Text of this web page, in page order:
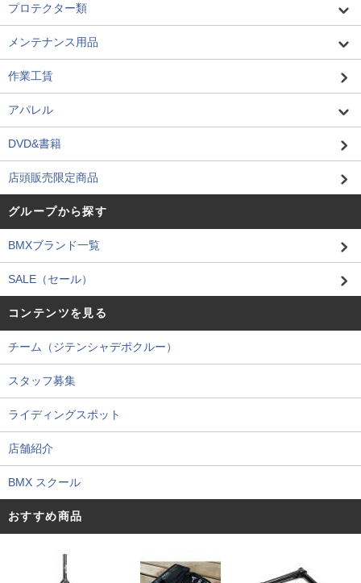
プロテクター類
メンテナンス用品
作業工賃
アパレル
DVD&書籍
店頭販売限定商品
グループから探す
BMXブランド一覧
SALE（セール）
コンテンツを見る
チーム（ジテンシャデポクルー）
スタッフ募集
ライディングスポット
店舗紹介
BMX スクール
おすすめ商品